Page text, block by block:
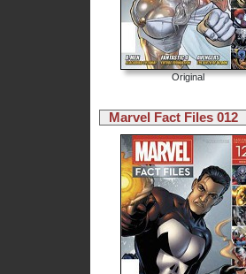
Original
Marvel Fact Files 012